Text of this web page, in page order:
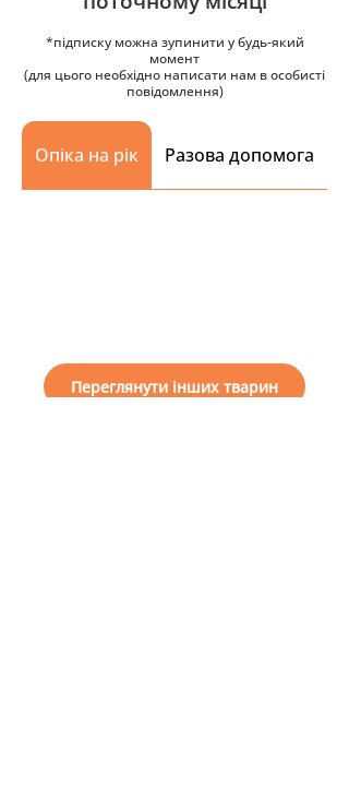
*підписку можна зупинити у будь-який
момент
(для цього необхідно написати нам в особисті
повідомлення)
Опіка на рік Разова допомога
Переглянути інших тварин